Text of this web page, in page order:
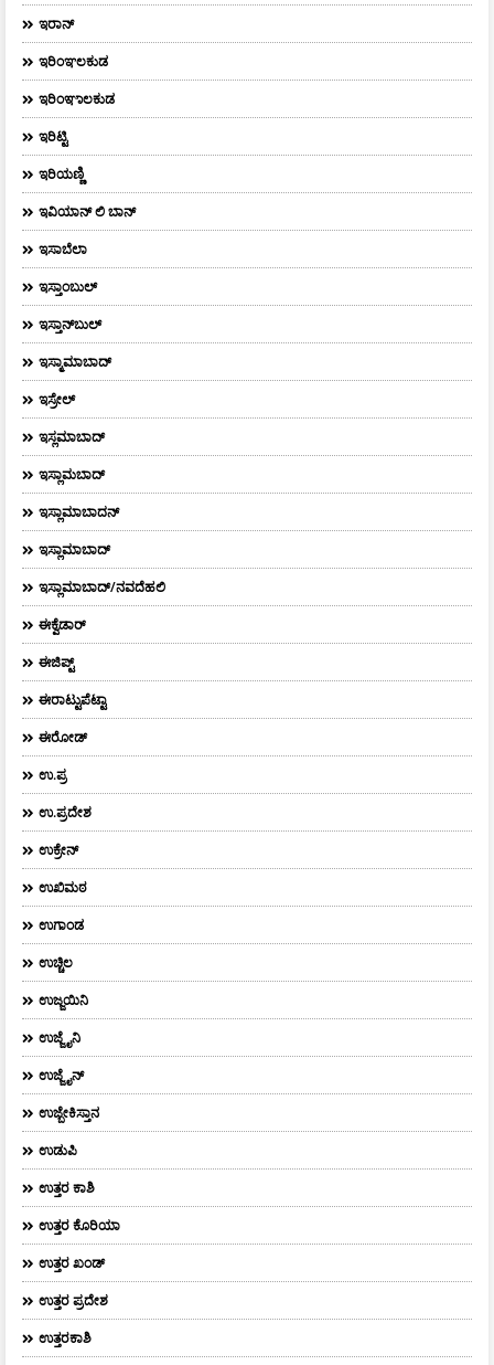
ಇರಾನ್
ಇರಿಂಞಲಕುಡ
ಇರಿಂಞಾಲಕುಡ
ಇರಿಟ್ಟಿ
ಇರಿಯಣ್ಣಿ
ಇವಿಯಾನ್‌ ಲಿ ಬಾನ್‌
ಇಸಾಬೆಲಾ
ಇಸ್ತಾಂಬುಲ್
ಇಸ್ತಾನ್‌ಬುಲ್‌
ಇಸ್ಮಾಮಾಬಾದ್
ಇಸ್ರೇಲ್
ಇಸ್ಲಮಾಬಾದ್
ಇಸ್ಲಾಮಬಾದ್
ಇಸ್ಲಾಮಾಬಾದನ್
ಇಸ್ಲಾಮಾಬಾದ್
ಇಸ್ಲಾಮಾಬಾದ್/ನವದೆಹಲಿ
ಈಕ್ವೆಡಾರ್‌
ಈಜಿಪ್ಟ್
ಈರಾಟ್ಟುಪೆಟ್ಟಾ
ಈರೋಡ್
ಉ.ಪ್ರ
ಉ.ಪ್ರದೇಶ
ಉಕ್ರೇನ್
ಉಖಿಮಠ
ಉಗಾಂಡ
ಉಚ್ಚಿಲ
ಉಜ್ಜಯಿನಿ
ಉಜ್ಜೈನಿ
ಉಜ್ಜೈನ್
ಉಜ್ಬೇಕಿಸ್ತಾನ
ಉಡುಪಿ
ಉತ್ತರ ಕಾಶಿ
ಉತ್ತರ ಕೊರಿಯಾ
ಉತ್ತರ ಖಂಡ್
ಉತ್ತರ ಪ್ರದೇಶ
ಉತ್ತರಕಾಶಿ